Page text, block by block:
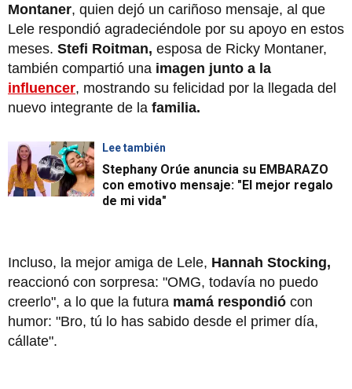
Montaner, quien dejó un cariñoso mensaje, al que
Lele respondió agradeciéndole por su apoyo en estos
meses. Stefi Roitman, esposa de Ricky Montaner,
también compartió una imagen junto a la
influencer, mostrando su felicidad por la llegada del
nuevo integrante de la familia.
Lee también
Stephany Orúe anuncia su EMBARAZO
con emotivo mensaje: "El mejor regalo
de mi vida"
Incluso, la mejor amiga de Lele, Hannah Stocking,
reaccionó con sorpresa: "OMG, todavía no puedo
creerlo", a lo que la futura mamá respondió con
humor: "Bro, tú lo has sabido desde el primer día,
cállate".